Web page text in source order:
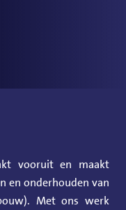
vooruit en maakt
en onderhouden van
Met ons werk